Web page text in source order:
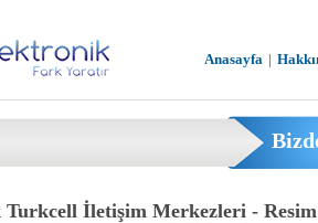
Anasayfa |
İletişim Merkezleri -